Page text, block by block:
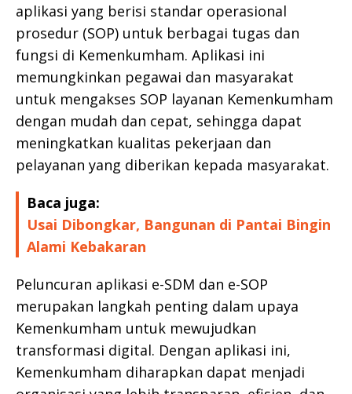
aplikasi yang berisi standar operasional
prosedur (SOP) untuk berbagai tugas dan
fungsi di Kemenkumham. Aplikasi ini
memungkinkan pegawai dan masyarakat
untuk mengakses SOP layanan Kemenkumham
dengan mudah dan cepat, sehingga dapat
meningkatkan kualitas pekerjaan dan
pelayanan yang diberikan kepada masyarakat.
Baca juga:
Usai Dibongkar, Bangunan di Pantai Bingin
Alami Kebakaran
Peluncuran aplikasi e-SDM dan e-SOP
merupakan langkah penting dalam upaya
Kemenkumham untuk mewujudkan
transformasi digital. Dengan aplikasi ini,
Kemenkumham diharapkan dapat menjadi